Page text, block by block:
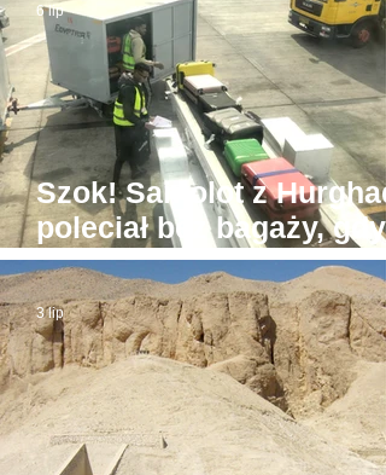
Szok! Samolot z
poleciał bez bagaży, gdyż
był... zbyt ciężki
6 lip
3 lip